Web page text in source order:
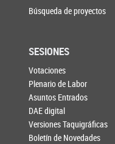
Búsqueda de proyectos
SESIONES
Votaciones
Plenario de Labor
Asuntos Entrados
DAE digital
Versiones Taquigráficas
Boletín de Novedades